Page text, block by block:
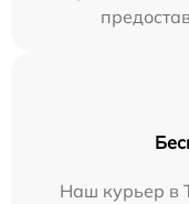
Наш курьер в